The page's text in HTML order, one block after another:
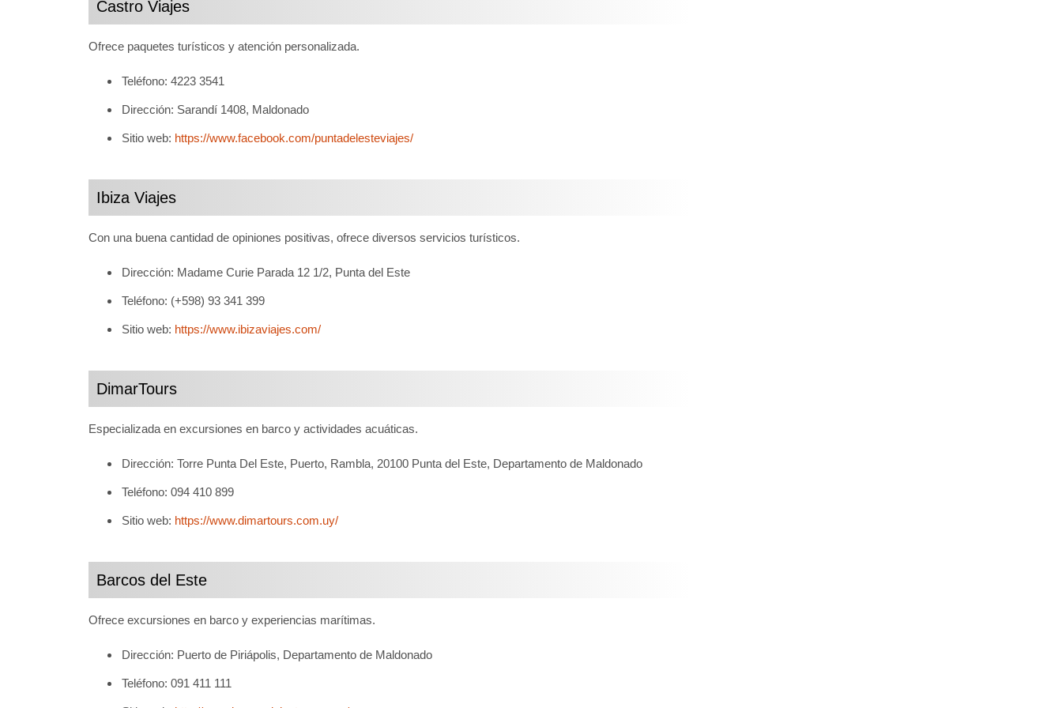
Castro Viajes
Ofrece paquetes turísticos y atención personalizada.
Teléfono: 4223 3541
Dirección: Sarandí 1408, Maldonado
Sitio web: https://www.facebook.com/puntadelesteviajes/
Ibiza Viajes
Con una buena cantidad de opiniones positivas, ofrece diversos servicios turísticos.
Dirección: Madame Curie Parada 12 1/2, Punta del Este
Teléfono: (+598) 93 341 399
Sitio web: https://www.ibizaviajes.com/
DimarTours
Especializada en excursiones en barco y actividades acuáticas.
Dirección: Torre Punta Del Este, Puerto, Rambla, 20100 Punta del Este, Departamento de Maldonado
Teléfono: 094 410 899
Sitio web: https://www.dimartours.com.uy/
Barcos del Este
Ofrece excursiones en barco y experiencias marítimas.
Dirección: Puerto de Piriápolis, Departamento de Maldonado
Teléfono: 091 411 111